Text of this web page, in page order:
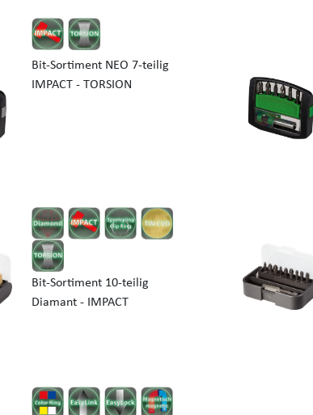
Bit-Sortiment NEO 7-teilig
IMPACT - TORSION
Bit-Sortiment 10-teilig
Diamant - IMPACT